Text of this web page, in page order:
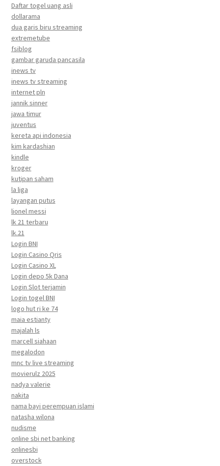
Daftar togel uang asli
dollarama
dua garis biru streaming
extremetube
fsiblog
gambar garuda pancasila
inews tv
inews tv streaming
internet pln
jannik sinner
jawa timur
juventus
kereta api indonesia
kim kardashian
kindle
kroger
kutipan saham
la liga
layangan putus
lionel messi
lk 21 terbaru
lk.21
Login BNI
Login Casino Qris
Login Casino XL
Login depo 5k Dana
Login Slot terjamin
Login togel BNI
logo hut ri ke 74
maia estianty
majalah ls
marcell siahaan
megalodon
mnc tv live streaming
movierulz 2025
nadya valerie
nakita
nama bayi perempuan islami
natasha wilona
nudisme
online sbi net banking
onlinesbi
overstock